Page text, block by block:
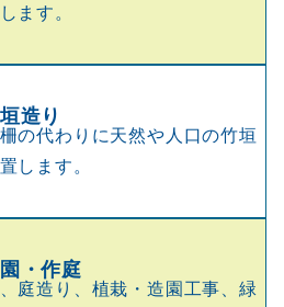
ます。
造り
の代わりに天然や人口の竹垣
します。
・作庭
庭造り、植栽・造園工事、緑